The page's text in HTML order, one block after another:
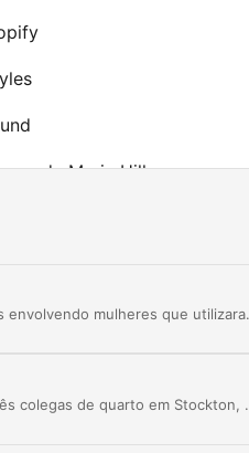
detectives once
hills of San
where unsolved
continue to
cold cases through
that would make
de Marie Hilley
very sweet to
Este episódio explora relatos de crimes reais envolvendo mulheres que utilizaram
Este episódio explora a trágica história de três colegas de quarto em Stockton, Califórnia, e o brutal assassinato de